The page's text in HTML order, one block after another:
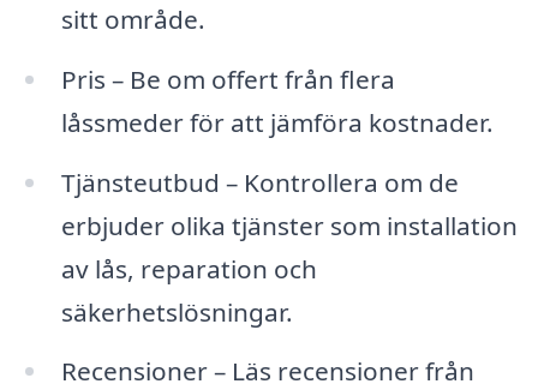
sitt område.
Pris – Be om offert från flera
låssmeder för att jämföra kostnader.
Tjänsteutbud – Kontrollera om de
erbjuder olika tjänster som installation
av lås, reparation och
säkerhetslösningar.
Recensioner – Läs recensioner från